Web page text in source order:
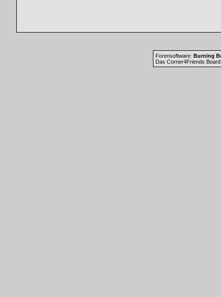
Forensoftware: Burning
Das Corner4Friends